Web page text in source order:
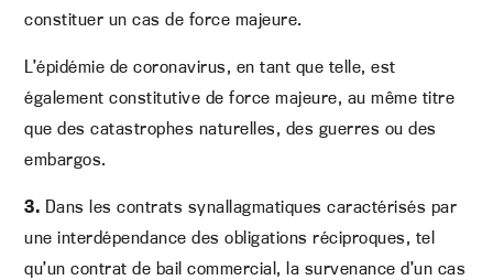
constituer un cas de force majeure.
L’épidémie de coronavirus, en tant que telle, est
également constitutive de force majeure, au même titre
que des catastrophes naturelles, des guerres ou des
embargos.
3. Dans les contrats synallagmatiques caractérisés par
une interdépendance des obligations réciproques, tel
qu’un contrat de bail commercial, la survenance d’un cas